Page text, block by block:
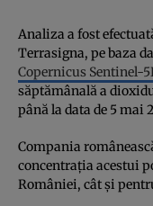
Analiza a fost
Terrasigna, pe baza
Copernicus Sentinel-
săptămânală a
până la data de 5 mai
Compania
concentrația acestui
României, cât și